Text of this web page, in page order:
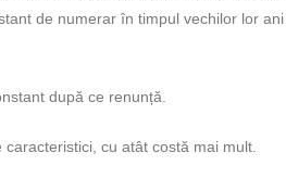
de numerar în timpul vechilor lor
după ce renunță.
cu atât costă mai mult.